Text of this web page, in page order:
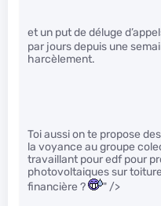
et un putde déluge
par jours depuis une
harcèlement.
Toi aussi on te propose
la voyance au groupe
travaillant pour edf pour
photovoltaiques sur
financière ?
" />